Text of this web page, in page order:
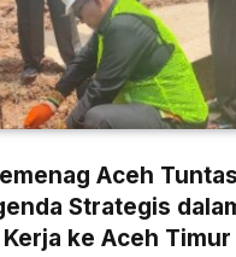
Aceh
Strategis
ke Aceh Timur